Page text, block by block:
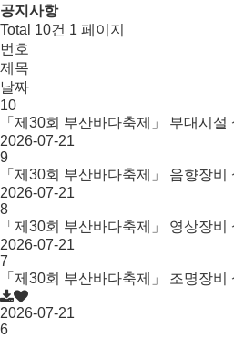
공지사항
Total 10건 1 페이지
번호
제목
날짜
10
「제30회 부산바다축제」 부대시설
2026-07-21
9
「제30회 부산바다축제」 음향장비
2026-07-21
8
「제30회 부산바다축제」 영상장비
2026-07-21
7
「제30회 부산바다축제」 조명장비
2026-07-21
6